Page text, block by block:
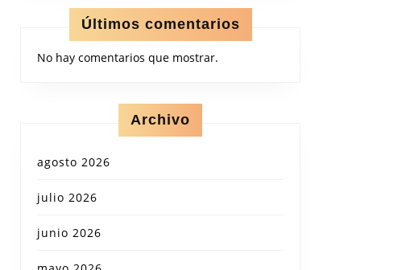
Últimos comentarios
No hay comentarios que mostrar.
Archivo
agosto 2026
julio 2026
junio 2026